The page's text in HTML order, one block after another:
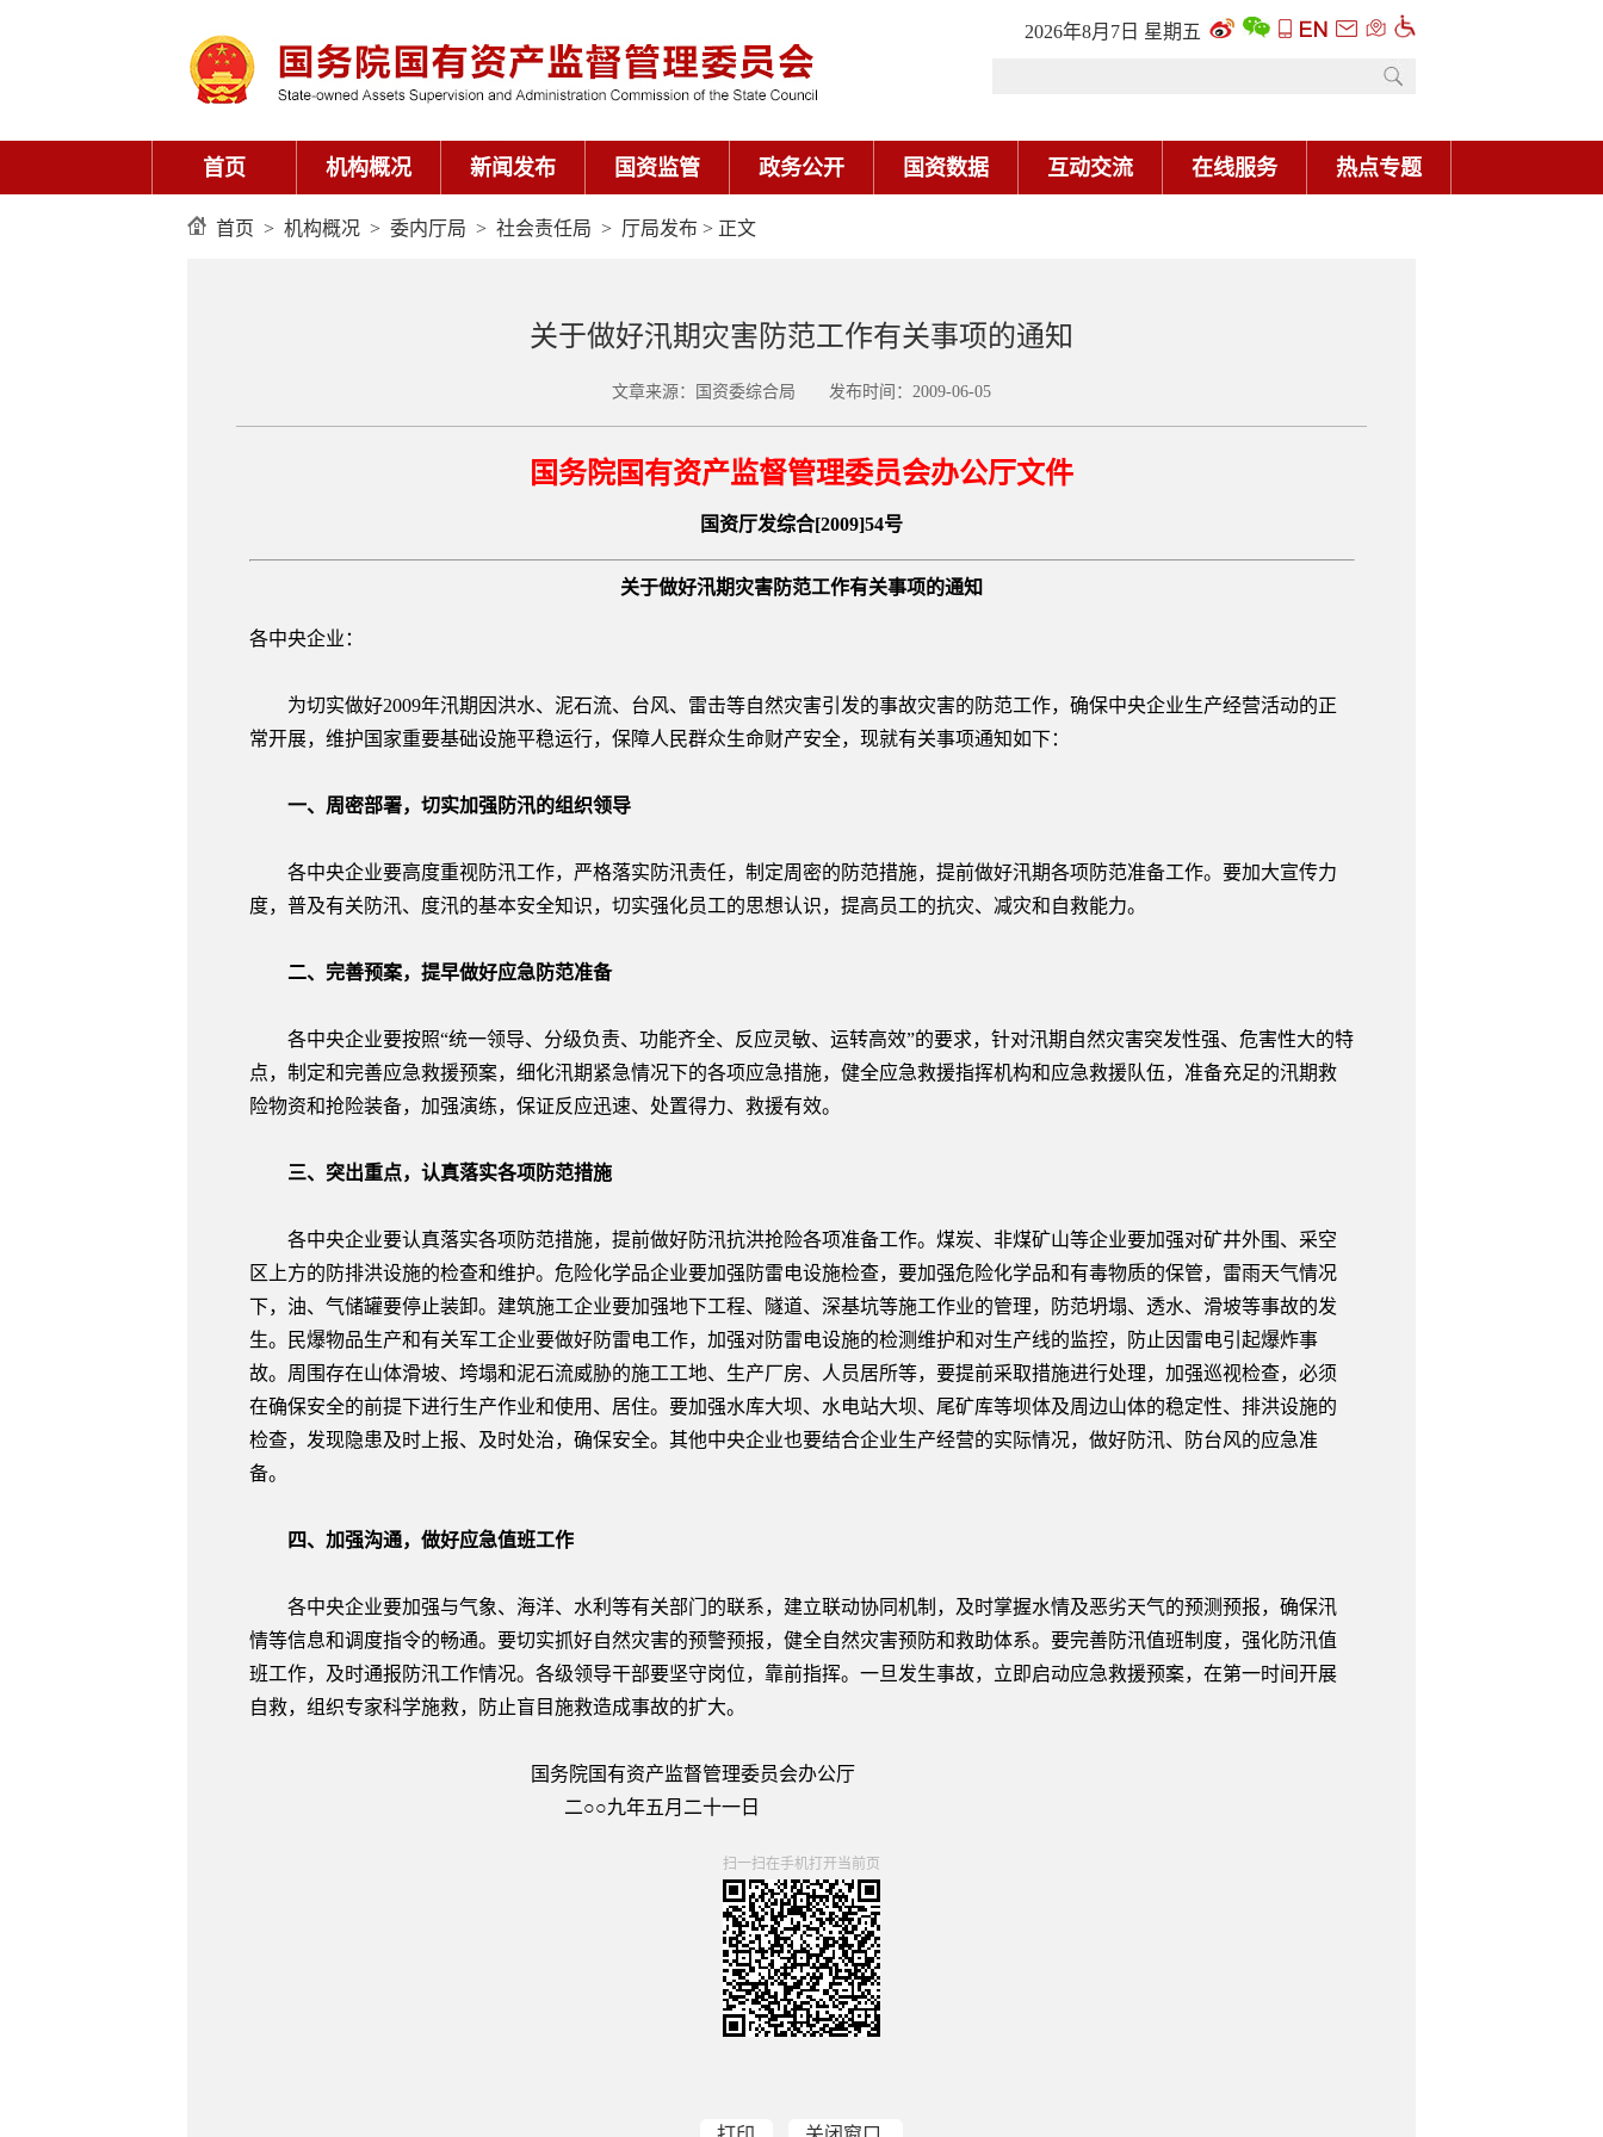
2026年8月7日 星期五
首页 机构概况 新闻发布 国资监管 政务公开 国资数据 互动交流 在线服务 热点专题
首页 > 机构概况 > 委内厅局 > 社会责任局 > 厅局发布 > 正文
关于做好汛期灾害防范工作有关事项的通知
文章来源：国资委综合局 发布时间：2009-06-05
国务院国有资产监督管理委员会办公厅文件
国资厅发综合[2009]54号
关于做好汛期灾害防范工作有关事项的通知
各中央企业：
为切实做好2009年汛期因洪水、泥石流、台风、雷击等自然灾害引发的事故灾害的防范工作，确保中央企业生产经营活动的正
常开展，维护国家重要基础设施平稳运行，保障人民群众生命财产安全，现就有关事项通知如下：
一、周密部署，切实加强防汛的组织领导
各中央企业要高度重视防汛工作，严格落实防汛责任，制定周密的防范措施，提前做好汛期各项防范准备工作。要加大宣传力
度，普及有关防汛、度汛的基本安全知识，切实强化员工的思想认识，提高员工的抗灾、减灾和自救能力。
二、完善预案，提早做好应急防范准备
各中央企业要按照“统一领导、分级负责、功能齐全、反应灵敏、运转高效”的要求，针对汛期自然灾害突发性强、危害性大的特
点，制定和完善应急救援预案，细化汛期紧急情况下的各项应急措施，健全应急救援指挥机构和应急救援队伍，准备充足的汛期救
险物资和抢险装备，加强演练，保证反应迅速、处置得力、救援有效。
三、突出重点，认真落实各项防范措施
各中央企业要认真落实各项防范措施，提前做好防汛抗洪抢险各项准备工作。煤炭、非煤矿山等企业要加强对矿井外围、采空
区上方的防排洪设施的检查和维护。危险化学品企业要加强防雷电设施检查，要加强危险化学品和有毒物质的保管，雷雨天气情况
下，油、气储罐要停止装卸。建筑施工企业要加强地下工程、隧道、深基坑等施工作业的管理，防范坍塌、透水、滑坡等事故的发
生。民爆物品生产和有关军工企业要做好防雷电工作，加强对防雷电设施的检测维护和对生产线的监控，防止因雷电引起爆炸事
故。周围存在山体滑坡、垮塌和泥石流威胁的施工工地、生产厂房、人员居所等，要提前采取措施进行处理，加强巡视检查，必须
在确保安全的前提下进行生产作业和使用、居住。要加强水库大坝、水电站大坝、尾矿库等坝体及周边山体的稳定性、排洪设施的
检查，发现隐患及时上报、及时处治，确保安全。其他中央企业也要结合企业生产经营的实际情况，做好防汛、防台风的应急准
备。
四、加强沟通，做好应急值班工作
各中央企业要加强与气象、海洋、水利等有关部门的联系，建立联动协同机制，及时掌握水情及恶劣天气的预测预报，确保汛
情等信息和调度指令的畅通。要切实抓好自然灾害的预警预报，健全自然灾害预防和救助体系。要完善防汛值班制度，强化防汛值
班工作，及时通报防汛工作情况。各级领导干部要坚守岗位，靠前指挥。一旦发生事故，立即启动应急救援预案，在第一时间开展
自救，组织专家科学施救，防止盲目施救造成事故的扩大。
国务院国有资产监督管理委员会办公厅
二○○九年五月二十一日
扫一扫在手机打开当前页